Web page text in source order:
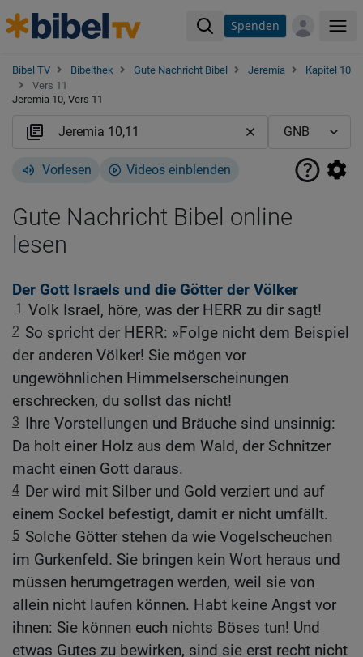
Spenden
Bibel TV Bibelthek Gute Nachricht Bibel Jeremia
Kapitel 10
Vers 11
Jeremia 10, Vers 11
Vorlesen Videos einblenden
Gute Nachricht Bibel online
lesen
Der Gott Israels und die Götter der Völker
1 Volk Israel, höre, was der HERR zu dir sagt!
2 So spricht der HERR: »Folge nicht dem Beispiel
der anderen Völker! Sie mögen vor
ungewöhnlichen Himmelserscheinungen
erschrecken, du sollst das nicht!
3 Ihre Vorstellungen und Bräuche sind unsinnig:
Da holt einer Holz aus dem Wald, der Schnitzer
macht einen Gott daraus.
4 Der wird mit Silber und Gold verziert und auf
einem Sockel befestigt, damit er nicht umfällt.
5 Solche Götter stehen da wie Vogelscheuchen
im Gurkenfeld. Sie bringen kein Wort heraus und
müssen herumgetragen werden, weil sie von
allein nicht laufen können. Habt keine Angst vor
ihnen: Sie können euch nichts Böses tun! Und
etwas Gutes zu bewirken, sind sie erst recht nicht